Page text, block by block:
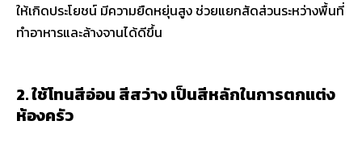
ให้เกิดประโยชน์ มีความยืดหยุ่นสูง ช่วยแยกสัดส่วนระหว่างพื้นที่
ทำอาหารและล้างจานได้ดีขึ้น
2. ใช้โทนสีอ่อน สีสว่าง เป็นสีหลักในการตกแต่ง
ห้องครัว